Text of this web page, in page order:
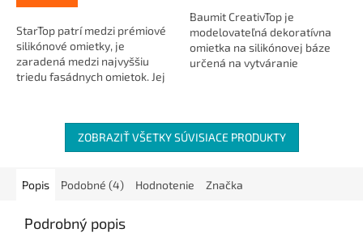
StarTop patrí medzi prémiové
silikónové omietky, je
zaradená medzi najvyššiu
triedu fasádnych omietok. Jej
hviezdičiek.
Baumit CreativTop je
modelovateľná dekoratívna
omietka na silikónovej báze
určená na vytváranie
ZOBRAZIŤ VŠETKY SÚVISIACE PRODUKTY
Popis Podobné (4) Hodnotenie Značka
Podrobný popis